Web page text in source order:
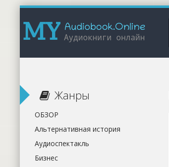
Жанры
ОБЗОР
Альтернативная история
Аудиоспектакль
Бизнес